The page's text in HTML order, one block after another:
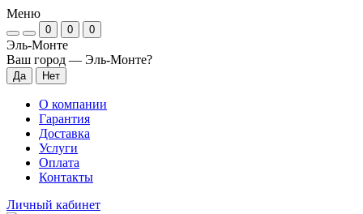
Меню
0 0 0
Эль-Монте
Ваш город — Эль-Монте?
О компании
Гарантия
Доставка
Услуги
Оплата
Контакты
Личный кабинет